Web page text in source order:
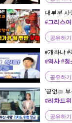
대부분 사
와 이슬람
#그리스
공유하기
#개화냐
~#위정척
#역사 #청
민운동 #
공유하기
'끝없는 부
산MBC
#리차드
민 #전쟁
공유하기